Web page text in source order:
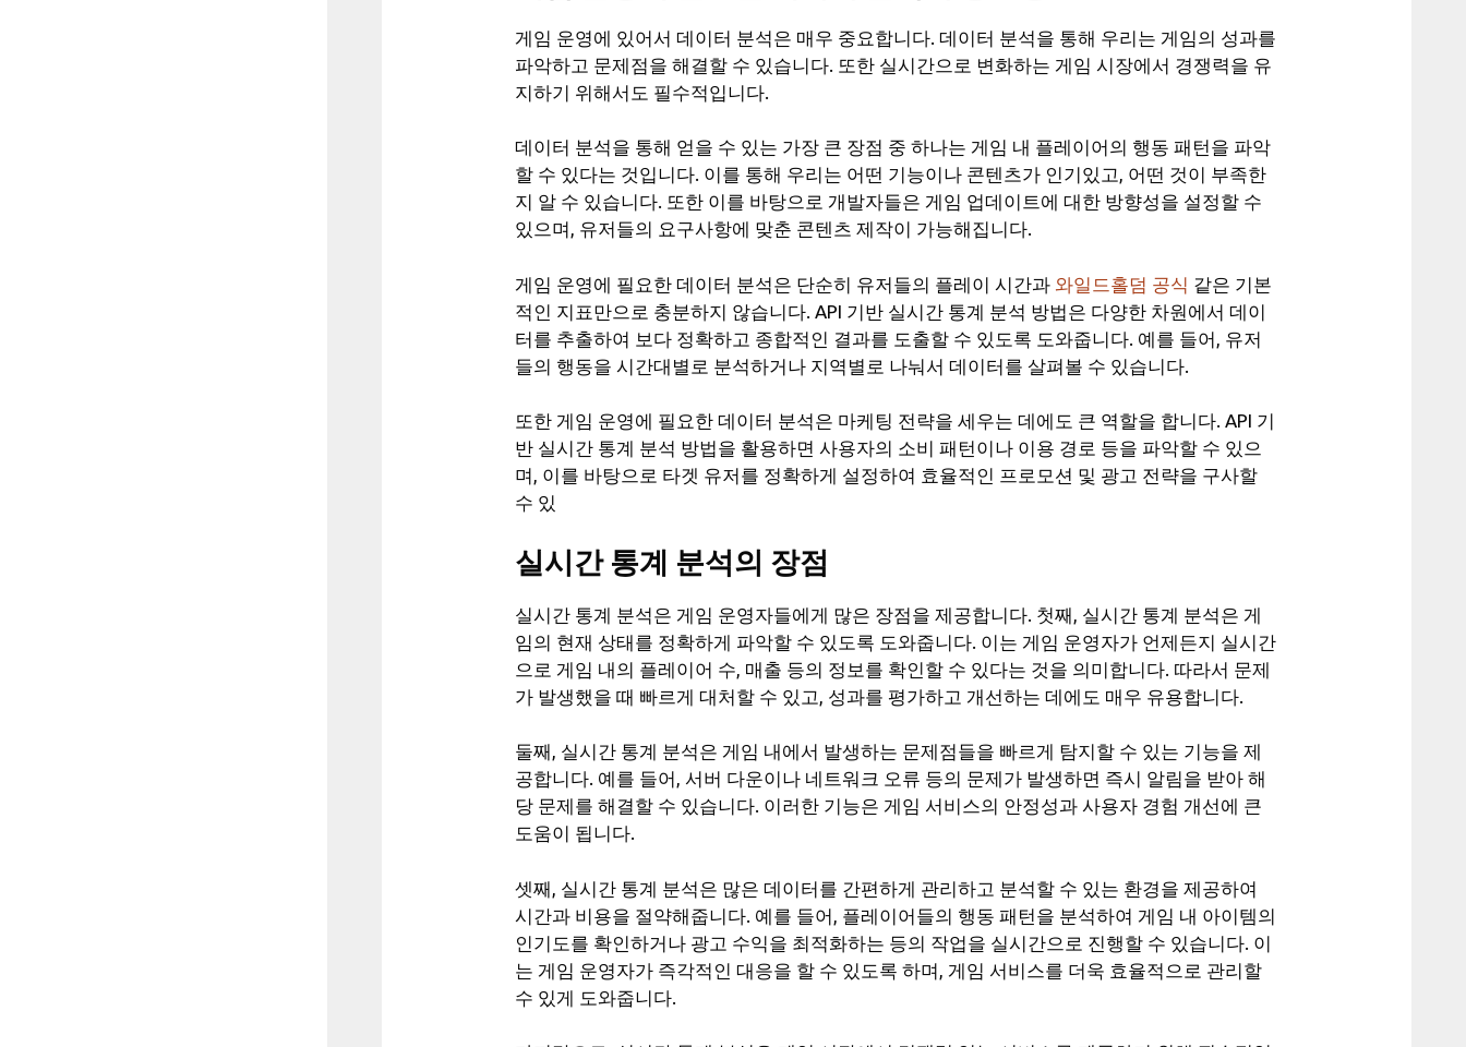
게임 운영에 있어서 데이터 분석은 매우 중요합니다. 데이터 분석을 통해 우리는 게임의 성과를
파악하고 문제점을 해결할 수 있습니다. 또한 실시간으로 변화하는 게임 시장에서 경쟁력을 유
지하기 위해서도 필수적입니다.
데이터 분석을 통해 얻을 수 있는 가장 큰 장점 중 하나는 게임 내 플레이어의 행동 패턴을 파악
할 수 있다는 것입니다. 이를 통해 우리는 어떤 기능이나 콘텐츠가 인기있고, 어떤 것이 부족한
지 알 수 있습니다. 또한 이를 바탕으로 개발자들은 게임 업데이트에 대한 방향성을 설정할 수
있으며, 유저들의 요구사항에 맞춘 콘텐츠 제작이 가능해집니다.
게임 운영에 필요한 데이터 분석은 단순히 유저들의 플레이 시간과 와일드홀덤 공식 같은 기본
적인 지표만으로 충분하지 않습니다. API 기반 실시간 통계 분석 방법은 다양한 차원에서 데이
터를 추출하여 보다 정확하고 종합적인 결과를 도출할 수 있도록 도와줍니다. 예를 들어, 유저
들의 행동을 시간대별로 분석하거나 지역별로 나눠서 데이터를 살펴볼 수 있습니다.
또한 게임 운영에 필요한 데이터 분석은 마케팅 전략을 세우는 데에도 큰 역할을 합니다. API 기
반 실시간 통계 분석 방법을 활용하면 사용자의 소비 패턴이나 이용 경로 등을 파악할 수 있으
며, 이를 바탕으로 타겟 유저를 정확하게 설정하여 효율적인 프로모션 및 광고 전략을 구사할
수 있
실시간 통계 분석의 장점
실시간 통계 분석은 게임 운영자들에게 많은 장점을 제공합니다. 첫째, 실시간 통계 분석은 게
임의 현재 상태를 정확하게 파악할 수 있도록 도와줍니다. 이는 게임 운영자가 언제든지 실시간
으로 게임 내의 플레이어 수, 매출 등의 정보를 확인할 수 있다는 것을 의미합니다. 따라서 문제
가 발생했을 때 빠르게 대처할 수 있고, 성과를 평가하고 개선하는 데에도 매우 유용합니다.
둘째, 실시간 통계 분석은 게임 내에서 발생하는 문제점들을 빠르게 탐지할 수 있는 기능을 제
공합니다. 예를 들어, 서버 다운이나 네트워크 오류 등의 문제가 발생하면 즉시 알림을 받아 해
당 문제를 해결할 수 있습니다. 이러한 기능은 게임 서비스의 안정성과 사용자 경험 개선에 큰
도움이 됩니다.
셋째, 실시간 통계 분석은 많은 데이터를 간편하게 관리하고 분석할 수 있는 환경을 제공하여
시간과 비용을 절약해줍니다. 예를 들어, 플레이어들의 행동 패턴을 분석하여 게임 내 아이템의
인기도를 확인하거나 광고 수익을 최적화하는 등의 작업을 실시간으로 진행할 수 있습니다. 이
는 게임 운영자가 즉각적인 대응을 할 수 있도록 하며, 게임 서비스를 더욱 효율적으로 관리할
수 있게 도와줍니다.